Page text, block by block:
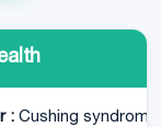
: Cushing